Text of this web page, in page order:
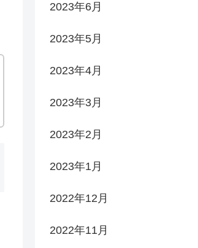
2023年6月
2023年5月
2023年4月
2023年3月
2023年2月
2023年1月
2022年12月
2022年11月